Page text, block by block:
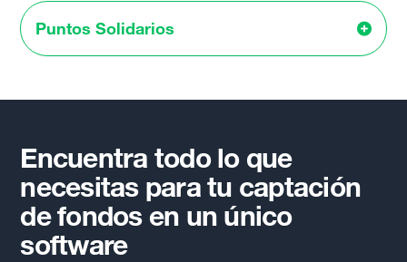
Puntos Solidarios
Encuentra todo lo que
necesitas para tu captación
de fondos en un único
software